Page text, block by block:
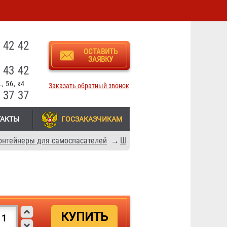
42
42
56, к4
37
ОСТАВИТЬ
ЗАЯВКУ
Заказать обратный звонок
ГОСЗАКАЗЧИКАМ
для самоспасателей →